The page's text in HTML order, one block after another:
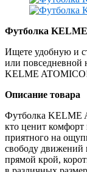
Футболка
Ищете удобную и
или повседневной
KELME
Описание товара
Футболка KELME
кто ценит комфорт
приятного на
свободу движений
прямой крой,